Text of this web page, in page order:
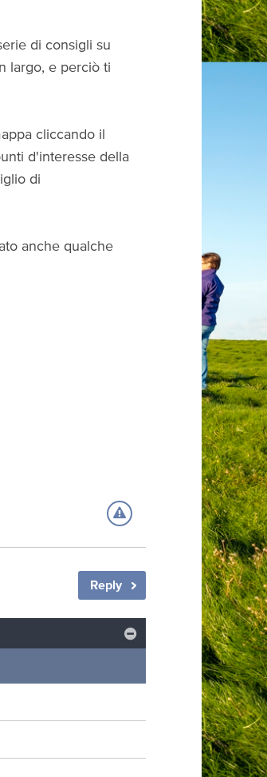
di consigli su
largo, e perciò ti
cliccando il
d'interesse della
di
anche qualche
Reply